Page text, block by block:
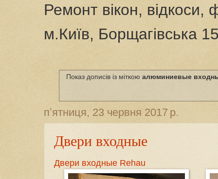
Ремонт вікон, відкоси,
м.Київ, Борщагівська
Показ дописів із міткою алюминиевые
пʼятниця, 23 червня 2017 р.
Двери входные
Двери входные Rehau